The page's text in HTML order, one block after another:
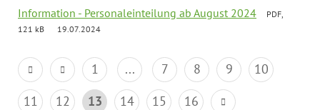
Information - Personaleinteilung ab August 2024
PDF,
121 kB
19.07.2024
1 ... 7 8 9
10
11
12 13 14 15 16